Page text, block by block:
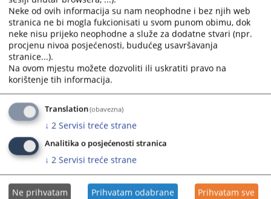
21.11.2013.
Preporuke tematske sjednice posvećene
reformi pravosuđa na državnom nivou
Sve prethodno usvojene preporuke koje i dalje zahtjevaju
dužno zalaganje domaćih organa vlasti ostaju na snazi i
moraju se adekvatno provesti bez odlaganja
19.07.2013.
VSTV BiH insistira na dosljednoj
implementaciji preporuka Strukturiranog
dijaloga o pravosuđu između Evropske
unije i BiH
Neke od ovih informacija su nam neophodne i bez njih web
stranica ne bi mogla fukcionisati u svom punom obimu, dok
neke nisu prijeko neophodne a služe za dodatne stvari (npr.
procjenu nivoa posjećenosti, budućeg usavršavanja
stranice...).
Na ovom mjestu možete dozvoliti ili uskratiti pravo na
korištenje tih informacija.
Translation(obavezna)
↓ 2 Servisi treće strane
Analitika o posjećenosti stranica
↓ 2 Servisi treće strane
Ne prihvatam Prihvatam odabrane Prihvatam sve